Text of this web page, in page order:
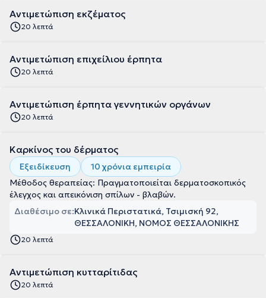
Αντιμετώπιση εκζέματος
20 λεπτά
Αντιμετώπιση επιχείλιου έρπητα
20 λεπτά
Αντιμετώπιση έρπητα γεννητικών οργάνων
20 λεπτά
Καρκίνος του δέρματος
Εξειδίκευση
10 χρόνια εμπειρία
Μέθοδος θεραπείας: Πραγματοποιείται δερματοσκοπικός
έλεγχος και απεικόνιση σπίλων - βλαβών.
Διαθέσιμο σε:Κλινικά Περιστατικά, Τσιμισκή 92,
ΘΕΣΣΑΛΟΝΙΚΗ, ΝΟΜΟΣ ΘΕΣΣΑΛΟΝΙΚΗΣ
20 λεπτά
Αντιμετώπιση κυτταρίτιδας
20 λεπτά